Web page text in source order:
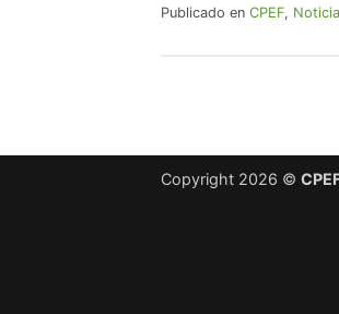
Publicado en CPEF,
Copyright 2026 ©